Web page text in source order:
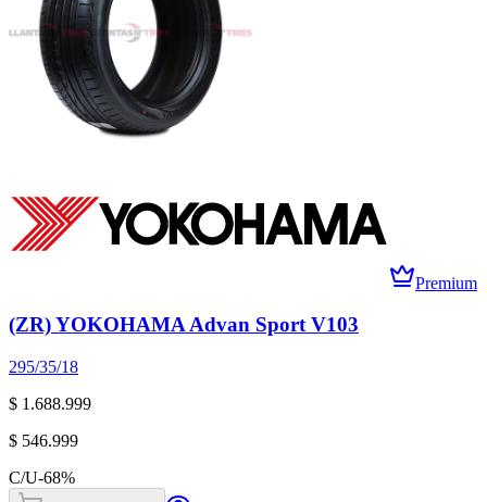
Premium
(ZR) YOKOHAMA Advan Sport V103
295/35/18
$ 1.688.999
$ 546.999
C/U-68%